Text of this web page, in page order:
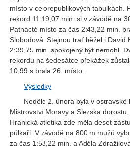
místo v celorepublikových tabulkách.
rekord 11:19,07 min. si v závodě na
Patnácté místo za čas 2:43,22 min.
Slobodová. Stejnou trať běžel i David
2:39,75 min. spokojený být nemohl.
rekordu na šedesátce překážek
10,99 s brala 26. místo.
Výsledky
Neděle 2. února byla v ostravské
Mistrovství Moravy a Slezska dorostu,
Hranická atletika zde měla deset
půlkaři. V závodě na 800 m mužů
za čas 1:58,22 min. a Adéla